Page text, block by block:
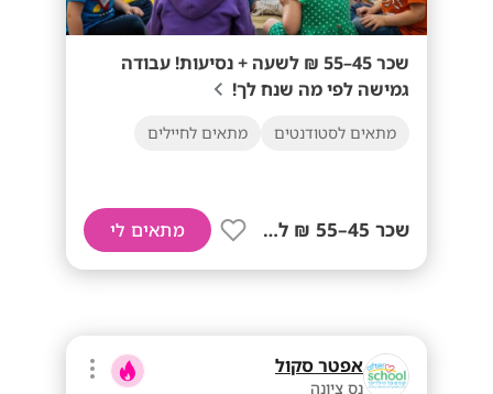
שכר 45–55 ₪ לשעה + נסיעות! עבודה
גמישה לפי מה שנח לך!
מתאים לסטודנטים מתאים לחיילים
שכר 45–55 ₪ לשעה+ נסיעות! מתאים לי
אפטר סקול
נס ציונה